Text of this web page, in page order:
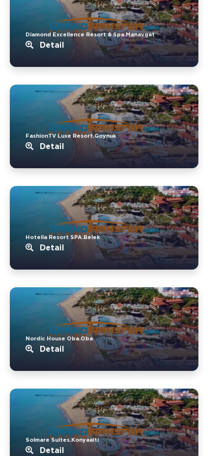
Diamond Excellence Resort & Spa.Manavgat
Detail
FashionTV Luxe Resort.Goynuk
Detail
Hotella Resort SPA.Belek
Detail
Nordic House Oba.Oba
Detail
Solmare Suites.Konyaalti
Detail